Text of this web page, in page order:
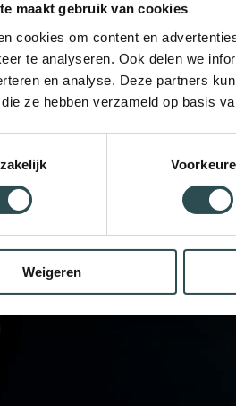
maakt gebruik van cookies
cookies om content en
te analyseren. Ook delen we
en analyse. Deze partners
ze hebben verzameld op basis
Weigeren